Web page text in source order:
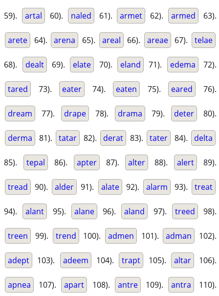
59). artal 60). naled 61). armet 62). armed 63).
arete 64). arena 65). areal 66). areae 67). telae
68). dealt 69). elate 70). eland 71). edema 72).
tared 73). eater 74). eaten 75). eared 76).
dream 77). drape 78). drama 79). deter 80).
derma 81). tatar 82). derat 83). tater 84). delta
85). tepal 86). apter 87). alter 88). alert 89).
tread 90). alder 91). alate 92). alarm 93). treat
94). alant 95). alane 96). aland 97). treed 98).
treen 99). trend 100). admen 101). adman 102).
adept 103). adeem 104). trapt 105). altar 106).
apnea 107). apart 108). antre 109). antra 110).